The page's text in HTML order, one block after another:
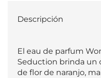
Descripción
El eau de parfum
Seduction brinda un
de flor de naranjo,